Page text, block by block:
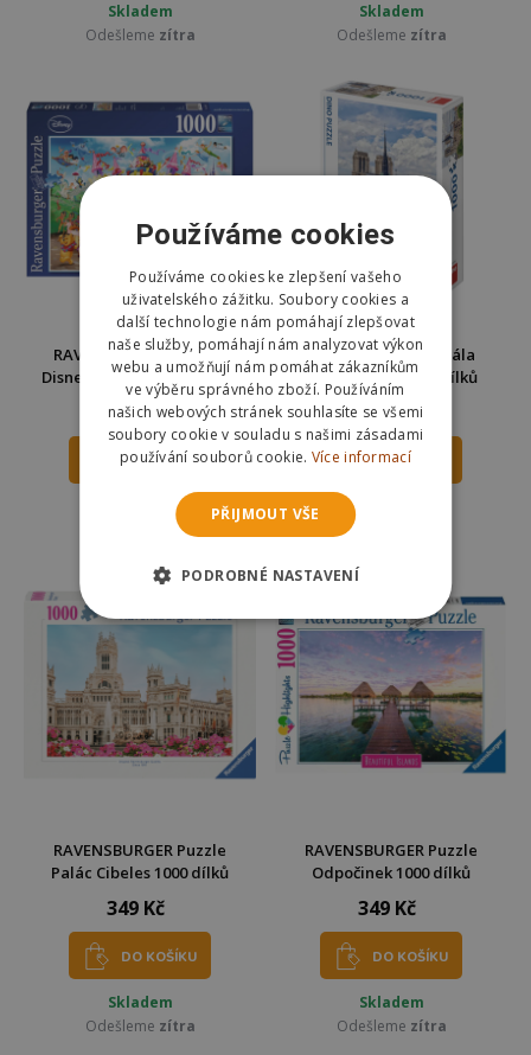
Skladem
Odešleme zítra
Skladem
Odešleme zítra
RAVENSBURGER Puzzle
Disney karneval 1000 dílků
289 Kč 359 Kč
DO KOŠÍKU
zítra
Dino Puzzle Katedrála
Notre-Dame 1000 dílků
253 Kč 350 Kč
DO KOŠÍKU
Odešleme
RAVENSBURGER Puzzle
Palác Cibeles 1000 dílků
349 Kč
DO KOŠÍKU
Skladem
Odešleme zítra
RAVENSBURGER Puzzle
Odpočinek 1000 dílků
349 Kč
DO KOŠÍKU
Skladem
Odešleme zítra
Používáme cookies
Používáme cookies ke zlepšení vašeho
uživatelského zážitku. Soubory cookies a
další technologie nám pomáhají zlepšovat
naše služby, pomáhají nám analyzovat výkon
webu a umožňují nám pomáhat zákazníkům
ve výběru správného zboží. Používáním
našich webových stránek souhlasíte se všemi
soubory cookie v souladu s našimi zásadami
používání souborů cookie. Více informací
PŘIJMOUT VŠE
PODROBNÉ NASTAVENÍ